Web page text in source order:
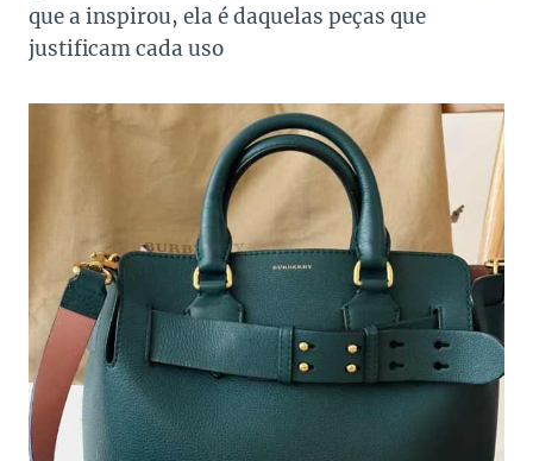
que a inspirou, ela é daquelas peças que
justificam cada uso